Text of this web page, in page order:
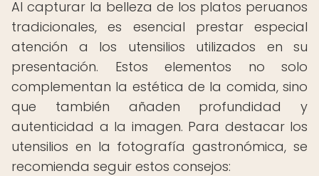
Al capturar la belleza de los platos peruanos
tradicionales, es esencial prestar especial
atención a los utensilios utilizados en su
presentación. Estos elementos no solo
complementan la estética de la comida, sino
que también añaden profundidad y
autenticidad a la imagen. Para destacar los
utensilios en la fotografía gastronómica, se
recomienda seguir estos consejos: